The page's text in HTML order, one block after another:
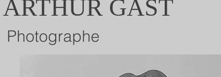
ARTHUR GAST
Photographe